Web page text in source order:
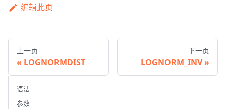
编辑此页
上一页
LOGNORMDIST
下一页
LOGNORM_INV
语法
参数